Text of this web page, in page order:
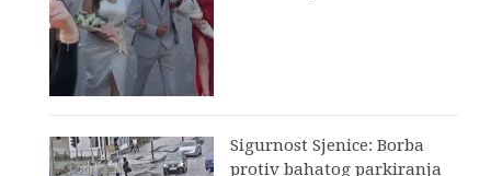
Sigurnost Sjenice: Borba
protiv bahatog parkiranja